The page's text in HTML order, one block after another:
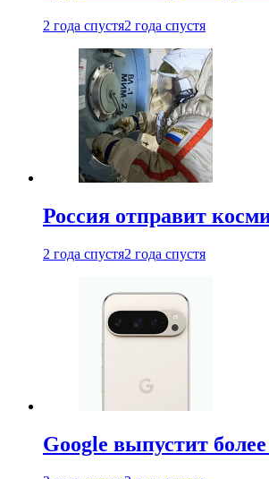
2 года спустя2 года спустя
Россия отправит
2 года спустя2 года спустя
Google выпустит